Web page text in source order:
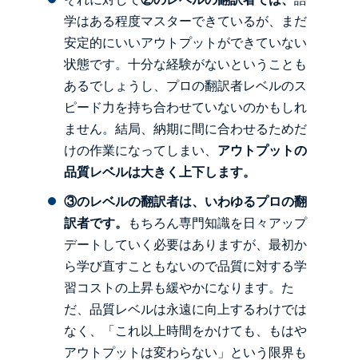
学はある程度マスターできているが、まだ
安定的にいいアウトプットができていない
状態です。十分な経験がないということも
あるでしょうし、プロの翻訳者レベルのス
ピード力を持ち合わせていないのかもしれ
ません。結局、納期に間に合わせるためだ
けの作業になってしまい、 アウトプットの
品質レベルは大きく上下します。
③のレベルの翻訳者は、いわゆるプロの翻
訳者です。
もちろん専門知識を日々アップ
デートしていく必要はありますが、最初か
ら学び直すこともないので品質に対する学
習コストの上昇も緩やかになります。た
だ、品質レベルは永遠に向上するわけでは
なく、「これ以上時間をかけても、もはや
アウトプットは変わらない」という限界も